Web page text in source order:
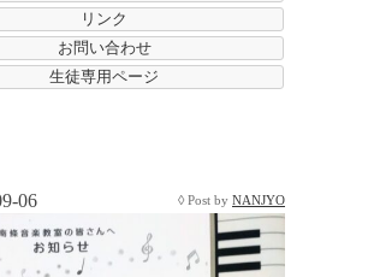
リンク
お問い合わせ
生徒専用ページ
06 ◊ Post by NANJYO